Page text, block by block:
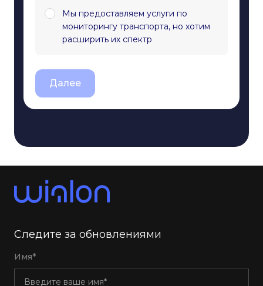
Мы предоставляем услуги по
мониторингу транспорта, но хотим
расширить их спектр
Далее
Следите за обновлениями
Имя*